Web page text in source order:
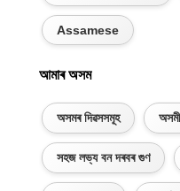
Assamese
আমাৰ অসম
অসমৰ দিৱসসমূহ
সহজ লভ্য বন দৰবৰ গুণ